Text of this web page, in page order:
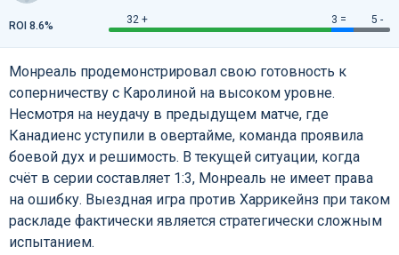
32 + 3 = 5 -
ROI 8.6%
Монреаль продемонстрировал свою готовность к
соперничеству с Каролиной на высоком уровне.
Несмотря на неудачу в предыдущем матче, где
Канадиенс уступили в овертайме, команда проявила
боевой дух и решимость. В текущей ситуации, когда
счёт в серии составляет 1:3, Монреаль не имеет права
на ошибку. Выездная игра против Харрикейнз при таком
раскладе фактически является стратегически сложным
испытанием.